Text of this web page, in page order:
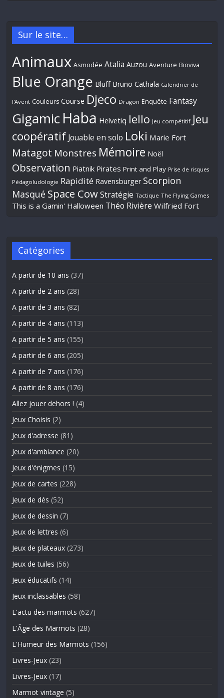
Sur le site…
Animaux Asmodée Atalia Auzou Aventure Bioviva
Blue Orange Bluff Bruno Cathala Calendrier de
l'Avent Couleurs Course Djeco Dragon Enquête Fantasy
Gigamic Haba Helvetiq Iello Jeu compétitif Jeu
coopératif Jouable en solo Loki Marie Fort
Matagot Monstres Mémoire Noël
Observation Piatnik Pirates Print and Play Prise de risques
Pédagoludologie Rapidité Ravensburger Scorpion
Masqué Space Cow Stratégie Tactique The Flying Games
This is a Gamin' Halloween Théo Rivière Wilfried Fort
Catégories
A partir de 10 ans (37)
A partir de 2 ans (28)
A partir de 3 ans (82)
A partir de 4 ans (113)
A partir de 5 ans (155)
A partir de 6 ans (205)
A partir de 7 ans (176)
A partir de 8 ans (176)
Allez jouer dehors ! (4)
Jeux Choisis (2)
Jeux d'adresse (81)
Jeux d'ambiance (20)
Jeux d'énigmes (15)
Jeux de cartes (228)
Jeux de dés (52)
Jeux de dessin (7)
Jeux de lettres (6)
Jeux de plateaux (273)
Jeux de tuiles (56)
Jeux éducatifs (14)
Jeux inclassables (58)
L'actu des marmots (627)
L'Âge des Marmots (28)
L'Humeur des Marmots (156)
Livres-Jeux (23)
Livres-Jeux (17)
Marmot vintage (5)